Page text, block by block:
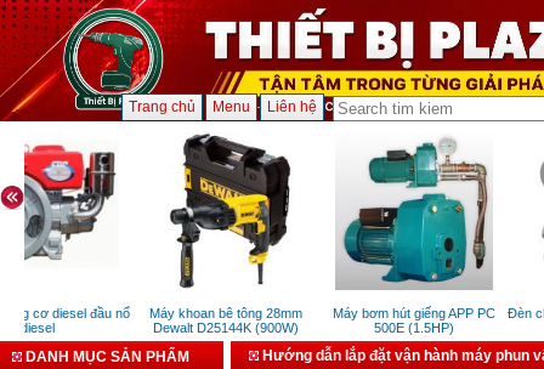
Trang chủ Menu Liên hệ
cơ diesel đầu nổ
diesel
Máy khoan bê tông 28mm
Dewalt D25144K (900W)
Máy bơm hút giếng APP PC
500E (1.5HP)
Đèn
DANH MỤC SẢN PHẨM
Hướng dẫn lắp đặt vận hành máy phun